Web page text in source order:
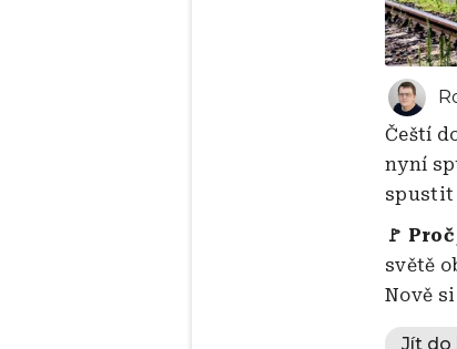
Čeští
nyní
spustit
🚩
světě
Nově
Jít do